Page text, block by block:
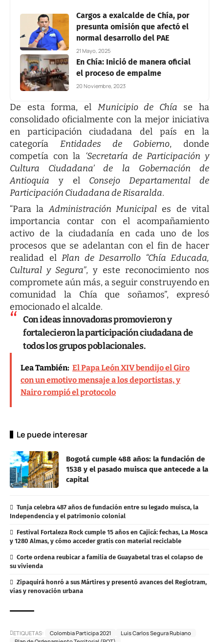
Cargos a exalcalde de Chía, por
presunta omisión que afectó el
normal desarrollo del PAE
21 Mayo, 2025
En Chía: Inició de manera oficial
el proceso de empalme
20 Noviembre, 2023
De esta forma, el Municipio de Chía se ha
consolidado oficialmente con la mejor iniciativa
en participación ciudadana del país en la
categoría Entidades de Gobierno, donde
competía con la ‘Secretaría de Participación y
Cultura Ciudadana’ de la Gobernación de
Antioquia y el Consejo Departamental de
Participación Ciudadana de Risaralda.
“Para laAdministración Municipal es de vital
importancia contar con el acompañamiento
activo de la ciudadanía en cada uno de los
procesos que se adelantan con el fin de hacer
realidad el Plan de Desarrollo “Chía Educada,
Cultural y Segura”, y este reconocimiento nos
compromete aún más, a seguir construyendo en
comunidad la Chía que soñamos”, expresó
emocionado el alcalde.
Con ideas innovadoras promovieron y
fortalecieron la participación ciudadana de
todos los grupos poblacionales.
Lea También: El Papa León XIV bendijo el Giro
con un emotivo mensaje a los deportistas, y
Nairo rompió el protocolo
Le puede interesar
Bogotá cumple 488 años: la fundación de
1538 y el pasado muisca que antecede a la
capital
Tunja celebra 487 años de fundación entre su legado muisca, la
Independencia y el patrimonio colonial
Festival Fortaleza Rock cumple 15 años en Cajicá: fechas, La Mosca
y 1280 Almas, y cómo acceder gratis con material reciclable
Corte ordena reubicar a familia de Guayabetal tras el colapso de
su vivienda
Zipaquirá honró a sus Mártires y presentó avances del Regiotram,
vías y renovación urbana
ETIQUETAS: Colombia Participa 2021
Luis Carlos Segura Rubiano